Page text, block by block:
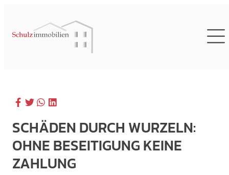
SCHÄDEN DURCH WURZELN:
OHNE BESEITIGUNG KEINE
ZAHLUNG